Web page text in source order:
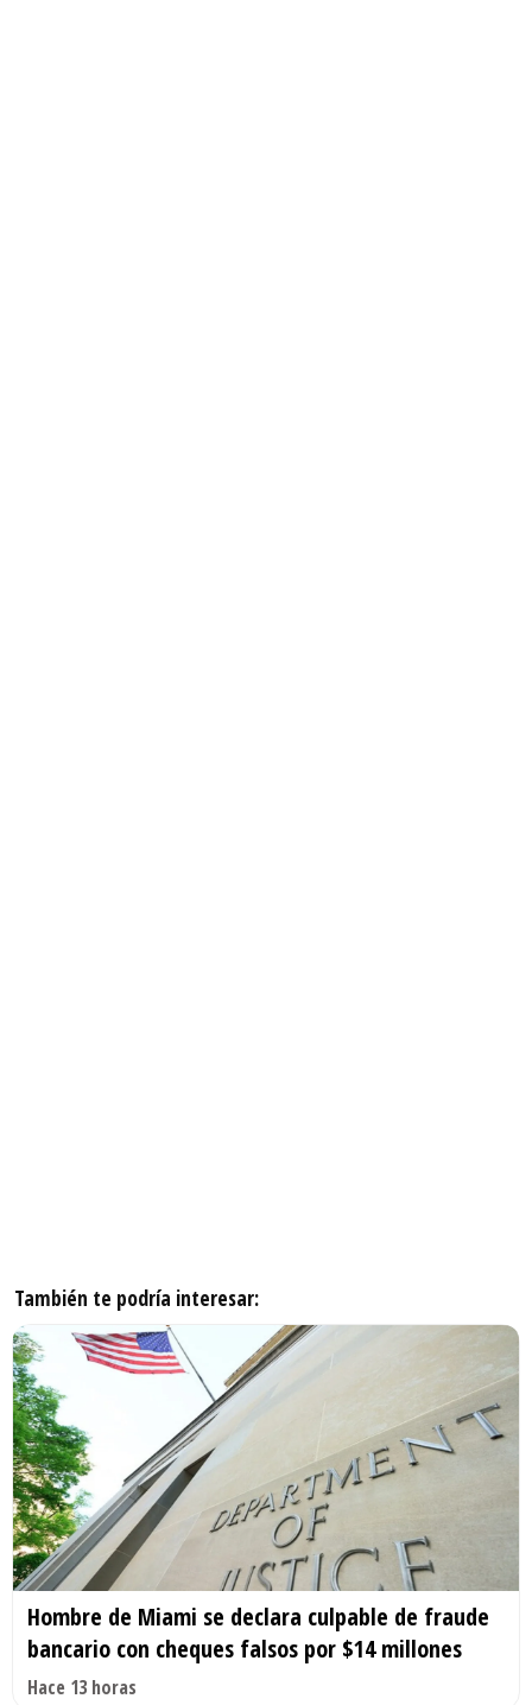
También te podría interesar:
Hombre de Miami se declara culpable de fraude
bancario con cheques falsos por $14 millones
Hace 13 horas